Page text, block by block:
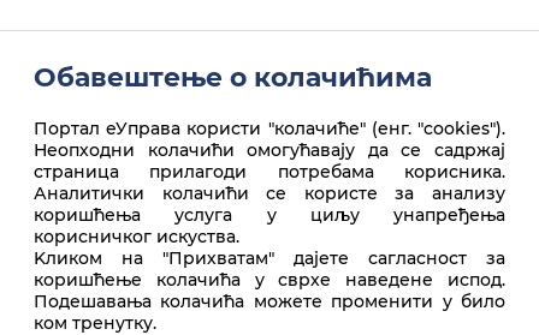
Врх стране
Обавештење о колачићима
Портал еУправа користи "колачиће" (енг. "cookies").
Неопходни колачићи омогућавају да се садржај
страница прилагоди потребама корисника.
Аналитички колачићи се користе за анализу
коришћења услуга у циљу унапређења
корисничког искуства.
Kликом на "Прихватам" дајете сагласност за
коришћење колачића у сврхе наведене испод.
Подешавања колачића можете променити у било
ком тренутку.